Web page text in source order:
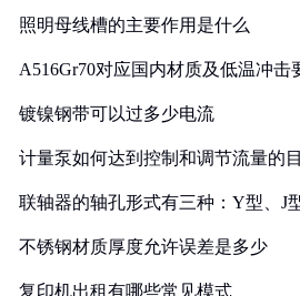
照明母线槽的主要作用是什么
A516Gr70对应国内材质及低温冲击
镀镍钢带可以过多少电流
计量泵如何达到控制和调节流量的
联轴器的轴孔形式有三种：Y型、J
不锈钢材质厚度允许误差是多少
复印机出租有哪些常见模式